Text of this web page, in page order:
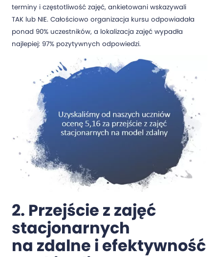
terminy i częstotliwość zajęć, ankietowani wskazywali
TAK lub NIE. Całościowo organizacja kursu odpowiadała
ponad 90% uczestników, a lokalizacja zajęć wypadła
najlepiej: 97% pozytywnych odpowiedzi.
2. Przejście z zajęć
stacjonarnych
na zdalne i efektywność